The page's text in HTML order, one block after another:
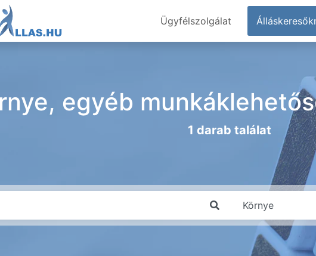
Ügyfélszolgálat
egyéb
1 darab találat